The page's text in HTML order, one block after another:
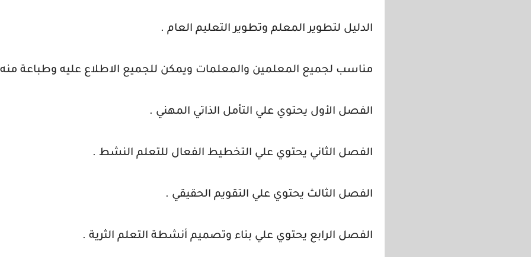
الدليل لتطوير المعلم وتطوير التعليم العام .
مناسب لجميع المعلمين والمعلمات ويمكن للجميع الاطلاع عليه وطباعة
الفصل الأول يحتوي علي التأمل الذاتي المهني .
الفصل الثاني يحتوي علي التخطيط الفعال للتعلم النشط .
الفصل الثالث يحتوي علي التقويم الحقيقي .
الفصل الرابع يحتوي علي بناء وتصميم أنشطة التعلم الثرية .